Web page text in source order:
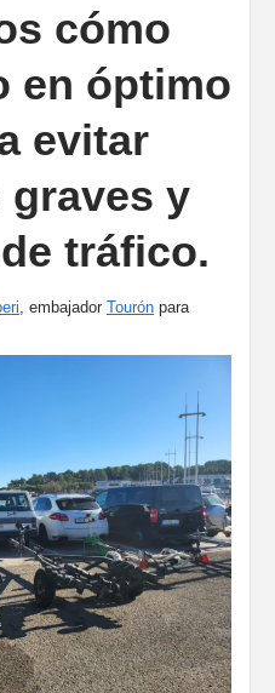
cómo
en óptimo
evitar
graves y
tráfico.
, embajador Tourón para